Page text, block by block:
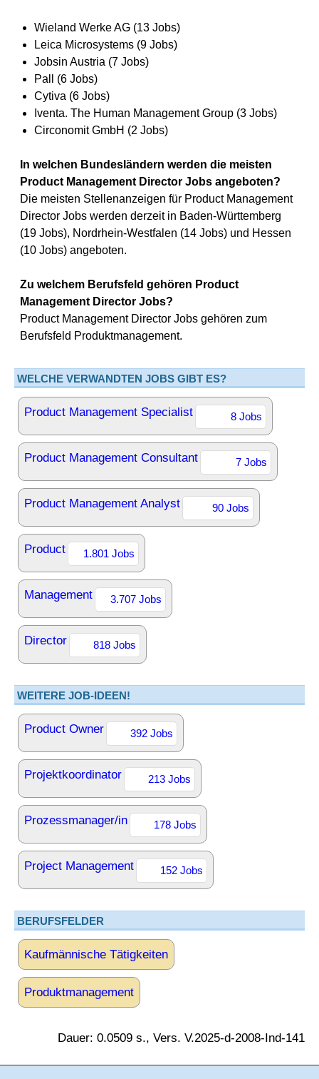
Wieland Werke AG (13 Jobs)
Leica Microsystems (9 Jobs)
Jobsin Austria (7 Jobs)
Pall (6 Jobs)
Cytiva (6 Jobs)
Iventa. The Human Management Group (3 Jobs)
Circonomit GmbH (2 Jobs)
In welchen Bundesländern werden die meisten
Product Management Director Jobs angeboten?
Die meisten Stellenanzeigen für Product Management
Director Jobs werden derzeit in Baden-Württemberg
(19 Jobs), Nordrhein-Westfalen (14 Jobs) und Hessen
(10 Jobs) angeboten.
Zu welchem Berufsfeld gehören Product
Management Director Jobs?
Product Management Director Jobs gehören zum
Berufsfeld Produktmanagement.
WELCHE VERWANDTEN JOBS GIBT ES?
Product Management Specialist 8 Jobs
Product Management Consultant 7 Jobs
Product Management Analyst 90 Jobs
Product 1.801 Jobs
Management 3.707 Jobs
Director 818 Jobs
WEITERE JOB-IDEEN!
Product Owner 392 Jobs
Projektkoordinator 213 Jobs
Prozessmanager/in 178 Jobs
Project Management 152 Jobs
BERUFSFELDER
Kaufmännische Tätigkeiten
Produktmanagement
Dauer: 0.0509 s., Vers. V.2025-d-2008-Ind-141